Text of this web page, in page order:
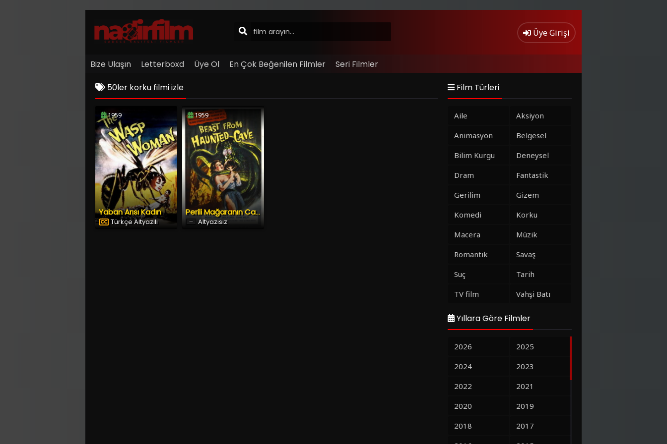
Üye Girişi
Bize Ulaşın Letterboxd Üye Ol En Çok Beğenilen Filmler Seri Filmler
50ler korku filmi izle
1959
Yaban Arısı Kadın
Türkçe Altyazılı
1959
Perili Mağaranın Canavarı
Altyazısız
Film Türleri
Aile
Aksiyon
Animasyon
Belgesel
Bilim Kurgu
Deneysel
Dram
Fantastik
Gerilim
Gizem
Komedi
Korku
Macera
Müzik
Romantik
Savaş
Suç
Tarih
TV film
Vahşi Batı
Yıllara Göre Filmler
2026
2025
2024
2023
2022
2021
2020
2019
2018
2017